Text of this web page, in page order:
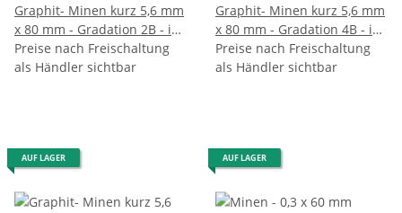
Graphit- Minen kurz 5,6 mm
x 80 mm - Gradation 2B - im
6er Pack
Preise nach Freischaltung
als Händler sichtbar
Graphit- Minen kurz 5,6 mm
x 80 mm - Gradation 4B - im
6er Pack
Preise nach Freischaltung
als Händler sichtbar
AUF LAGER AUF LAGER